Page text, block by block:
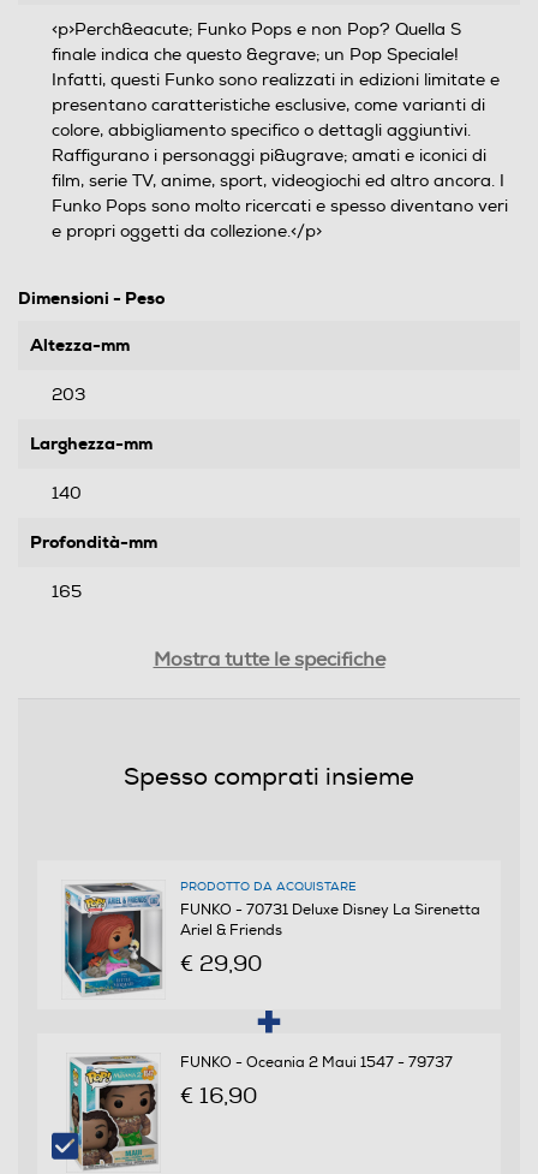
<p>Perch&eacute; Funko Pops e non Pop? Quella S
finale indica che questo &egrave; un Pop Speciale!
Infatti, questi Funko sono realizzati in edizioni limitate e
presentano caratteristiche esclusive, come varianti di
colore, abbigliamento specifico o dettagli aggiuntivi.
Raffigurano i personaggi pi&ugrave; amati e iconici di
film, serie TV, anime, sport, videogiochi ed altro ancora. I
Funko Pops sono molto ricercati e spesso diventano veri
e propri oggetti da collezione.</p>
Dimensioni - Peso
Altezza-mm
203
Larghezza-mm
140
Profondità-mm
165
Mostra tutte le specifiche
Spesso comprati insieme
PRODOTTO DA ACQUISTARE
FUNKO - 70731 Deluxe Disney La Sirenetta
Ariel & Friends
€ 29,90
FUNKO - Oceania 2 Maui 1547 - 79737
€ 16,90